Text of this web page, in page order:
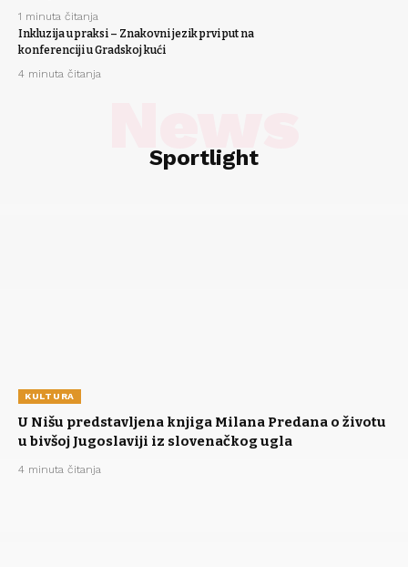
1 minuta čitanja
Inkluzija u praksi – Znakovni jezik prvi put na
konferenciji u Gradskoj kući
4 minuta čitanja
Sportlight
KULTURA
U Nišu predstavljena knjiga Milana Predana o životu
u bivšoj Jugoslaviji iz slovenačkog ugla
4 minuta čitanja